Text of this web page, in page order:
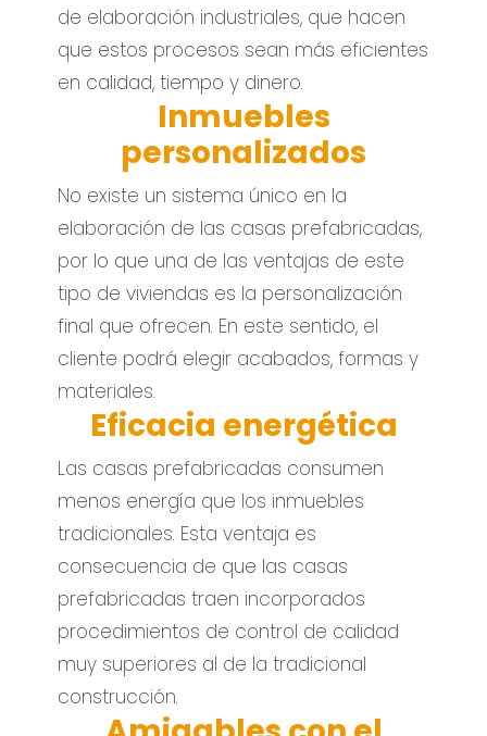
de elaboración industriales, que hacen
que estos procesos sean más eficientes
en calidad, tiempo y dinero.
Inmuebles
personalizados
No existe un sistema único en la
elaboración de las casas prefabricadas,
por lo que una de las ventajas de este
tipo de viviendas es la personalización
final que ofrecen. En este sentido, el
cliente podrá elegir acabados, formas y
materiales.
Eficacia energética
Las casas prefabricadas consumen
menos energía que los inmuebles
tradicionales. Esta ventaja es
consecuencia de que las casas
prefabricadas traen incorporados
procedimientos de control de calidad
muy superiores al de la tradicional
construcción.